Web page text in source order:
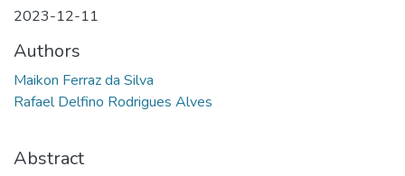
2023-12-11
Authors
Maikon Ferraz da Silva
Rafael Delfino Rodrigues Alves
Abstract